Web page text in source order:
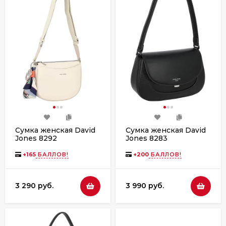
Сумка женская David
Jones 8292
+165 БАЛЛОВ!
3 290 руб.
Сумка женская David
Jones 8283
+200 БАЛЛОВ!
3 990 руб.